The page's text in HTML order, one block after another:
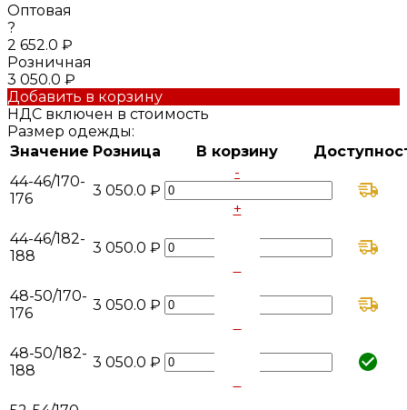
Оптовая
?
2 652.0 ₽
Розничная
3 050.0 ₽
Добавить в корзину
НДС включен в стоимость
Размер одежды:
Значение Розница В корзину
44-46/170-
176
3 050.0 ₽
-
+
44-46/182-
188
3 050.0 ₽
48-50/170-
176
3 050.0 ₽
48-50/182-
188
3 050.0 ₽